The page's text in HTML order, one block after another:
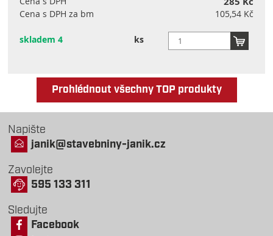
Cena s DPH za bm 105,54 Kč
skladem 4 ks
Prohlédnout všechny TOP produkty
Napište
janik@stavebniny-janik.cz
Zavolejte
595 133 311
Sledujte
Facebook